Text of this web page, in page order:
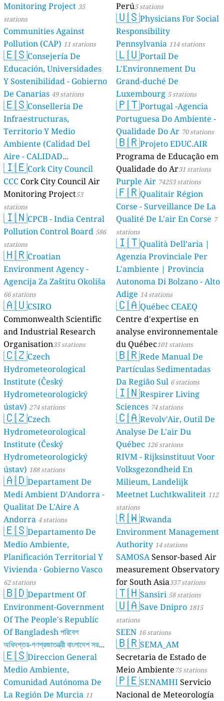
Monitoring Project 35
stations
Communities Against
Pollution (CAP) 11 stations
🇪🇸Consejería De
Educación, Universidades
Y Sostenibilidad - Gobierno
De Canarias 49 stations
🇪🇸Conselleria De
Infraestructuras,
Territorio Y Medio
Ambiente (Calidad Del
Aire - CALIDAD
AMBIENTAL) 23 stations
🇮🇪Cork City Council
CCC Cork City Council Air
Monitoring Project53
stations
🇮🇳CPCB - India Central
Pollution Control Board 586
stations
🇭🇷Croatian
Environment Agency -
Agencija Za Zaštitu Okoliša
66 stations
🇦🇺CSIRO
Commonwealth Scientific
and Industrial Research
Organisation35 stations
🇨🇿Czech
Hydrometeorological
Institute (Český
Hydrometeorologický
ústav) 274 stations
🇨🇿Czech
Hydrometeorological
Institute (Český
Hydrometeorologický
ústav) 188 stations
🇦🇩Departament De
Medi Ambient D'Andorra -
Qualitat De L'Aire A
Andorra 4 stations
🇪🇸Departamento De
Medio Ambiente,
Planificación Territorial Y
Vivienda · Gobierno Vasco
62 stations
🇧🇩Department Of
Environment-Government
Of The People's Republic
Of Bangladesh পরিবেশ
অধিদপ্তর-গণপ্রজাতন্ত্রী বাংলাদেশ সরকার
17 stations
🇪🇸Direccion General
Medio Ambiente,
Comunidad Autónoma De
La Región De Murcia 11
Perú5 stations
🇺🇸Physicians For Social
Responsibility
Pennsylvania 114 stations
🇱🇺Portail De
L'Environnement Du
Grand-duché De
Luxembourg 5 stations
🇵🇹Portugal -Agencia
Portuguesa Do Ambiente -
Qualidade Do Ar 70 stations
🇧🇷Projeto EDUC.AIR
Programa de Educação em
Qualidade do Ar31 stations
Purple Air 74253 stations
🇫🇷Qualitair Région
Corse - Surveillance De La
Qualité De L'air En Corse 7
stations
🇮🇹Qualità Dell’aria |
Agenzia Provinciale Per
L'ambiente | Provincia
Autonoma Di Bolzano - Alto
Adige 14 stations
🇨🇦Québec CEAEQ
Centre d'expertise en
analyse environnementale
du Québec101 stations
🇧🇷Rede Manual De
Partículas Sedimentadas
Da Região Sul 6 stations
🇮🇳Respirer Living
Sciences 74 stations
🇨🇦Revolv'Air, Outil De
Analyse De L'air Du
Québec 126 stations
RIVM - Rijksinstituut Voor
Volksgezondheid En
Milieum, Landelijk
Meetnet Luchtkwaliteit 112
stations
🇷🇼Rwanda
Environment Management
Authority 14 stations
SAMOSASensor-based Air
measurement Observatory
for South Asia337 stations
🇹🇭Sansiri 58 stations
🇺🇦Save Dnipro 1815
stations
SEEN 16 stations
🇧🇷SEMA_AM
Secretaria de Estado de
Meio Ambiente75 stations
🇵🇪SENAMHIServicio
Nacional de Meteorología